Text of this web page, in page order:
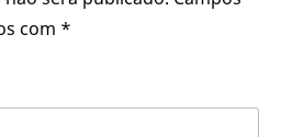
com *